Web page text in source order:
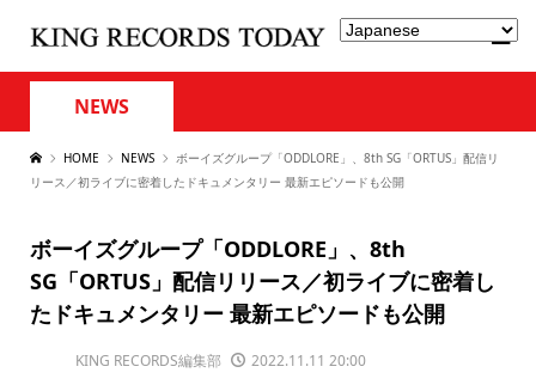
NEWS
HOME NEWS
ボーイズグループ「ODDLORE」、8th SG「ORTUS」配信リ
リース／初ライブに密着したドキュメンタリー 最新エピソードも公開
ボーイズグループ「ODDLORE」、8th
SG「ORTUS」配信リリース／初ライブに密着し
たドキュメンタリー 最新エピソードも公開
KING RECORDS編集部 2022.11.11 20:00